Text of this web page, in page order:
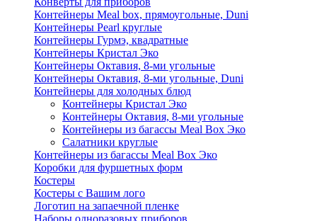
Контейнеры Meal box, прямоугольные, Duni
Контейнеры Pearl круглые
Контейнеры Гурмэ, квадратные
Контейнеры Кристал Эко
Контейнеры Октавия, 8-ми угольные
Контейнеры Октавия, 8-ми угольные, Duni
Контейнеры для холодных блюд
Контейнеры Кристал Эко
Контейнеры Октавия, 8-ми угольные
Контейнеры из багассы Meal Box Эко
Салатники круглые
Контейнеры из багассы Meal Box Эко
Коробки для фуршетных форм
Костеры
Костеры с Вашим лого
Логотип на запаечной пленке
Наборы одноразовых приборов